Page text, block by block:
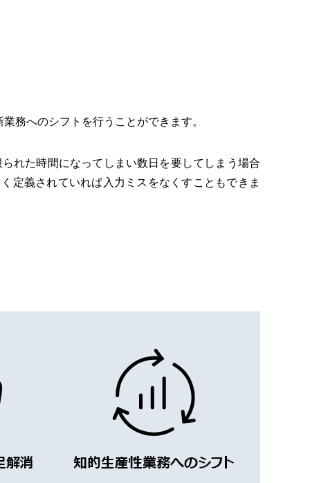
務へのシフトを行うことができます。
れた時間になってしまい数日を要してしまう場合
定義されていれば入力ミスをなくすこともできま